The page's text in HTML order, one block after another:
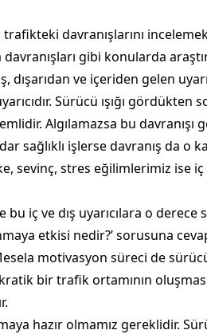
davranışlarını
gibi konularda
dışarıdan ve içeriden gelen
Sürücü ışığı
Algılamazsa bu
işlerse davranış da o
sevinç, stres eğilimlerimiz ise
iç ve dış uyarıcılara o derece
etkisi nedir?’ sorusuna
motivasyon süreci de
bir trafik ortamının
hazır olmamız gereklidir.